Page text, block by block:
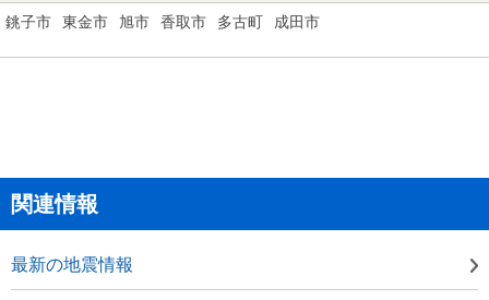
銚子市 東金市 旭市 香取市 多古町 成田市
関連情報
最新の地震情報